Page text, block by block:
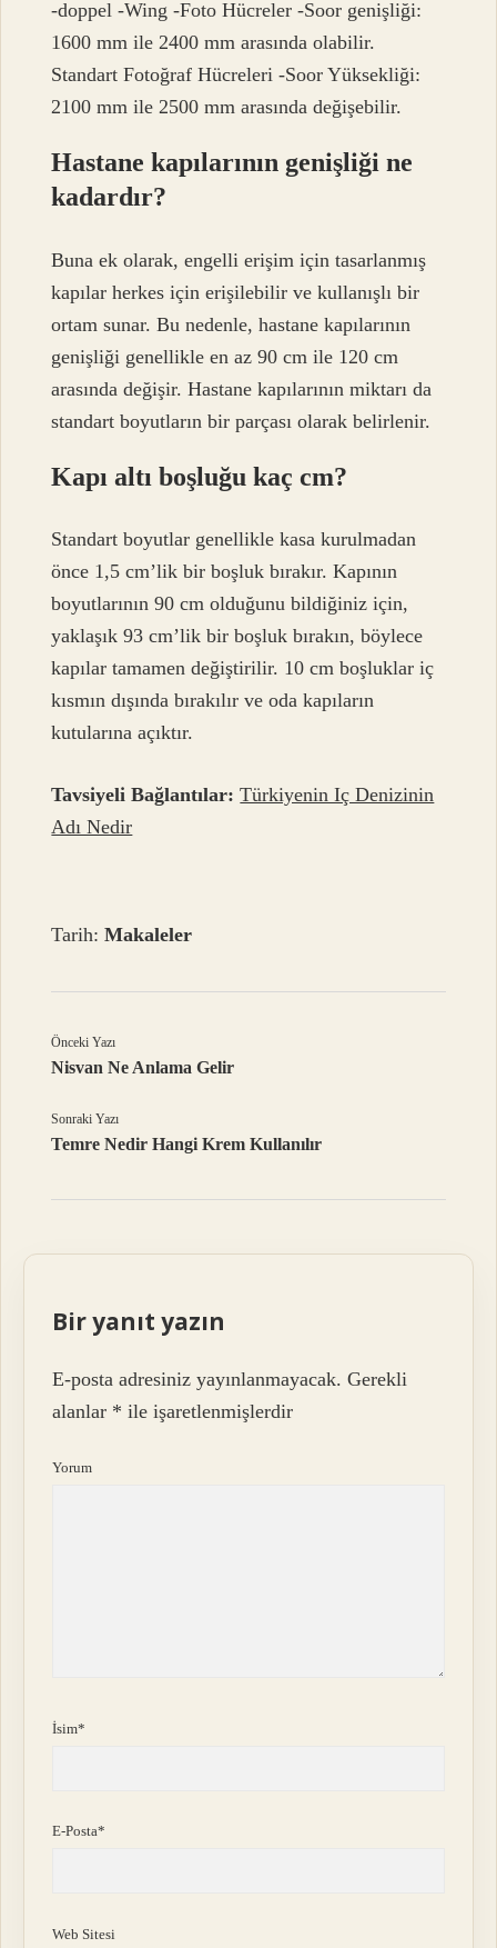
-doppel -Wing -Foto Hücreler -Soor genişliği:
1600 mm ile 2400 mm arasında olabilir.
Standart Fotoğraf Hücreleri -Soor Yüksekliği:
2100 mm ile 2500 mm arasında değişebilir.
Hastane kapılarının genişliği ne
kadardır?
Buna ek olarak, engelli erişim için tasarlanmış
kapılar herkes için erişilebilir ve kullanışlı bir
ortam sunar. Bu nedenle, hastane kapılarının
genişliği genellikle en az 90 cm ile 120 cm
arasında değişir. Hastane kapılarının miktarı da
standart boyutların bir parçası olarak belirlenir.
Kapı altı boşluğu kaç cm?
Standart boyutlar genellikle kasa kurulmadan
önce 1,5 cm’lik bir boşluk bırakır. Kapının
boyutlarının 90 cm olduğunu bildiğiniz için,
yaklaşık 93 cm’lik bir boşluk bırakın, böylece
kapılar tamamen değiştirilir. 10 cm boşluklar iç
kısmın dışında bırakılır ve oda kapıların
kutularına açıktır.
Tavsiyeli Bağlantılar: Türkiyenin Iç Denizinin
Adı Nedir
Tarih:Makaleler
Önceki Yazı
Nisvan Ne Anlama Gelir
Sonraki Yazı
Temre Nedir Hangi Krem Kullanılır
Bir yanıt yazın
E-posta adresiniz yayınlanmayacak. Gerekli
alanlar * ile işaretlenmişlerdir
Yorum
İsim*
E-Posta*
Web Sitesi